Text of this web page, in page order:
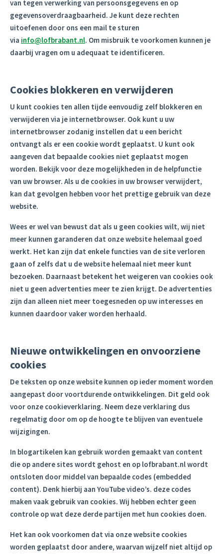
van tegen verwerking van persoonsgegevens en op
gegevensoverdraagbaarheid. Je kunt deze rechten
uitoefenen door ons een mail te sturen
via info@lofbrabant.nl. Om misbruik te voorkomen kunnen je
daarbij vragen om u adequaat te identificeren.
Cookies blokkeren en verwijderen
U kunt cookies ten allen tijde eenvoudig zelf blokkeren en
verwijderen via je internetbrowser. Ook kunt u uw
internetbrowser zodanig instellen dat u een bericht
ontvangt als er een cookie wordt geplaatst. U kunt ook
aangeven dat bepaalde cookies niet geplaatst mogen
worden. Bekijk voor deze mogelijkheden in de helpfunctie
van uw browser. Als u de cookies in uw browser verwijdert,
kan dat gevolgen hebben voor het prettige gebruik van deze
website.
Wees er wel van bewust dat als u geen cookies wilt, wij niet
meer kunnen garanderen dat onze website helemaal goed
werkt. Het kan zijn dat enkele functies van de site verloren
gaan of zelfs dat u de website helemaal niet meer kunt
bezoeken. Daarnaast betekent het weigeren van cookies ook
niet u geen advertenties meer te zien krijgt. De advertenties
zijn dan alleen niet meer toegesneden op uw interesses en
kunnen daardoor vaker worden herhaald.
Nieuwe ontwikkelingen en onvoorziene
cookies
De teksten op onze website kunnen op ieder moment worden
aangepast door voortdurende ontwikkelingen. Dit geld ook
voor onze cookieverklaring. Neem deze verklaring dus
regelmatig door om op de hoogte te blijven van eventuele
wijzigingen.
In blogartikelen kan gebruik worden gemaakt van content
die op andere sites wordt gehost en op lofbrabant.nl wordt
ontsloten door middel van bepaalde codes (embedded
content). Denk hierbij aan YouTube video’s. deze codes
maken vaak gebruik van cookies. Wij hebben echter geen
controle op wat deze derde partijen met hun cookies doen.
Het kan ook voorkomen dat via onze website cookies
worden geplaatst door andere, waarvan wijzelf niet altijd op